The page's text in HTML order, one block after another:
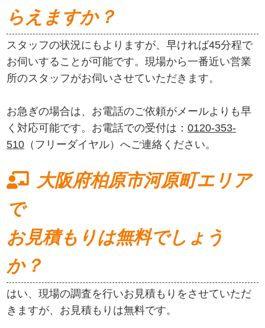
らえますか？
スタッフの状況にもよりますが、早ければ45分程で
お伺いすることが可能です。現場から一番近い営業
所のスタッフがお伺いさせていただきます。
お急ぎの場合は、お電話のご依頼がメールよりも早
く対応可能です。お電話での受付は：0120-353-
510 （フリーダイヤル）へご連絡ください。
大阪府柏原市河原町エリア
で
お見積もりは無料でしょう
か？
はい、現場の調査を行いお見積もりをさせていただ
きますが、お見積もりは無料です。